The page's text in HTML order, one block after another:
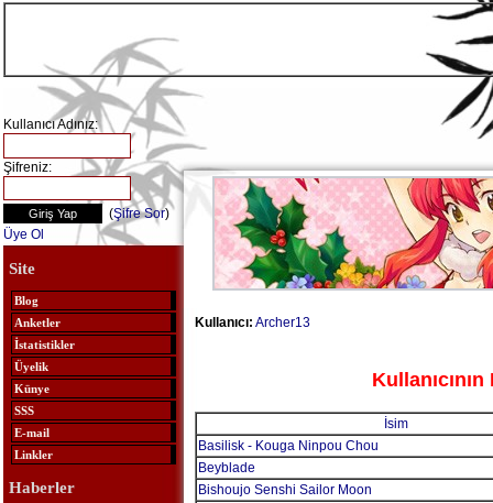
Kullanıcı Adınız:
Şifreniz:
(Şifre Sor)
Üye Ol
Site
Blog
Anketler
İstatistikler
Üyelik
Künye
SSS
E-mail
Linkler
Haberler
Kullanıcı: Archer13
İsim
Basilisk - Kouga Ninpou Chou
Beyblade
Bishoujo Senshi Sailor Moon